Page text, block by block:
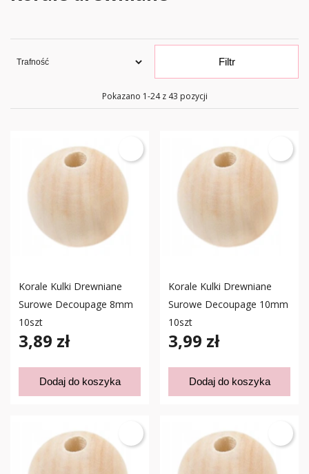
Filtr
Pokazano 1-24 z 43 pozycji
Korale Kulki Drewniane
Surowe Decoupage 8mm
10szt
3,89 zł
Dodaj do koszyka
Korale Kulki Drewniane
Surowe Decoupage 10mm
10szt
3,99 zł
Dodaj do koszyka